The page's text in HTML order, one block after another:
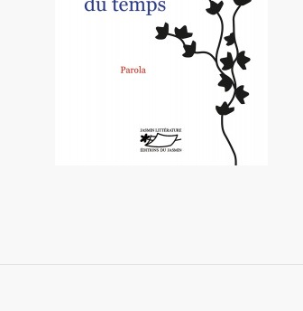
Au gré du temps
15,00 €